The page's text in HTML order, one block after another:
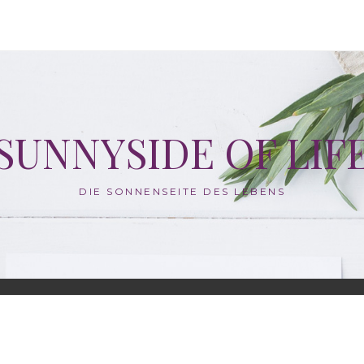
OF
DIE SONNENSEITE DES LEBENS